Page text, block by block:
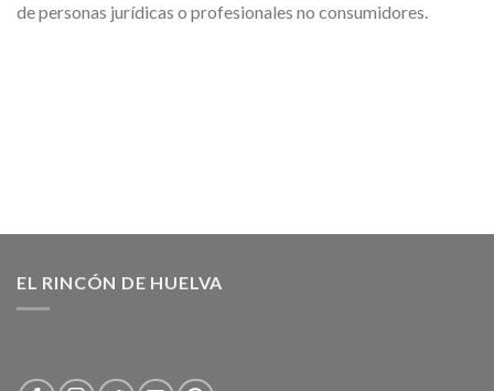
de personas jurídicas o profesionales no consumidores.
EL RINCÓN DE HUELVA